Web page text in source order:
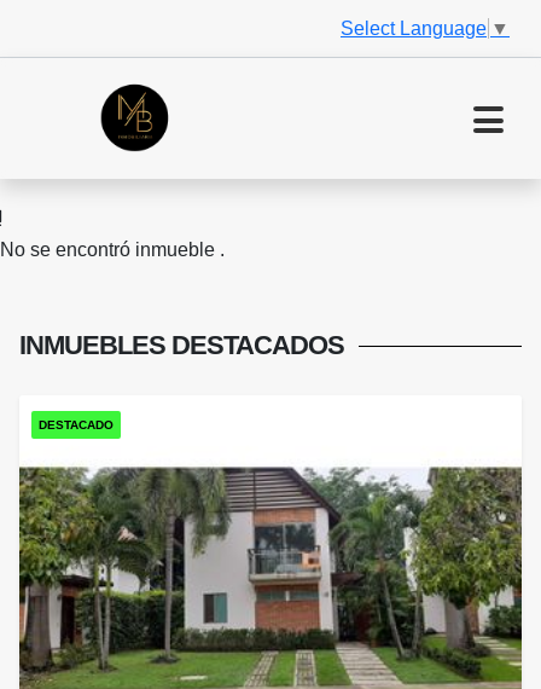
Select Language ▼
No se encontró inmueble .
INMUEBLES DESTACADOS
DESTACADO